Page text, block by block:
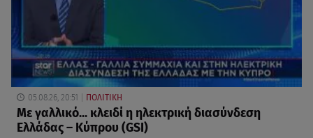
05.08.26, 20:51 ΠΟΛΙΤΙΚΗ
Με γαλλικό... κλειδί η ηλεκτρική διασύνδεση
Ελλάδας – Κύπρου (GSI)